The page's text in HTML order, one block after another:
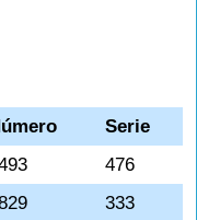
Serie
476
333